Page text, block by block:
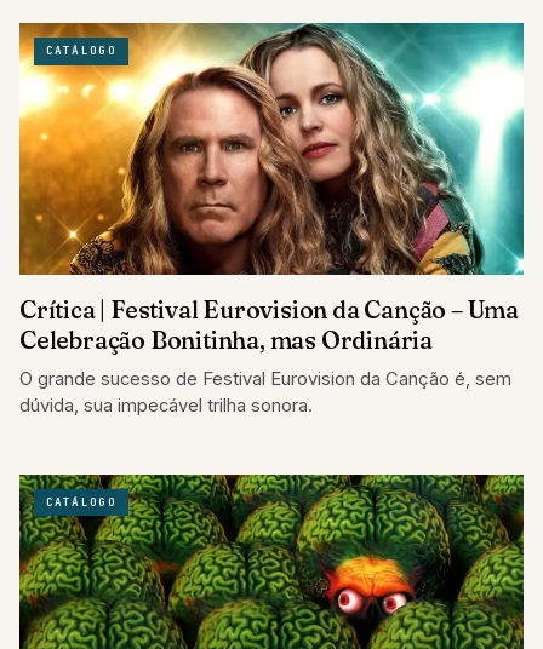
CATÁLOGO
Crítica | Festival Eurovision da Canção – Uma
Celebração Bonitinha, mas Ordinária
O grande sucesso de Festival Eurovision da Canção é, sem
dúvida, sua impecável trilha sonora.
CATÁLOGO